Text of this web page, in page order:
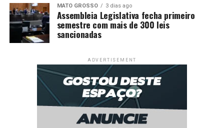
MATO GROSSO 3 dias ago
Assembleia Legislativa fecha primeiro
semestre com mais de 300 leis
sancionadas
ADVERTISEMENT